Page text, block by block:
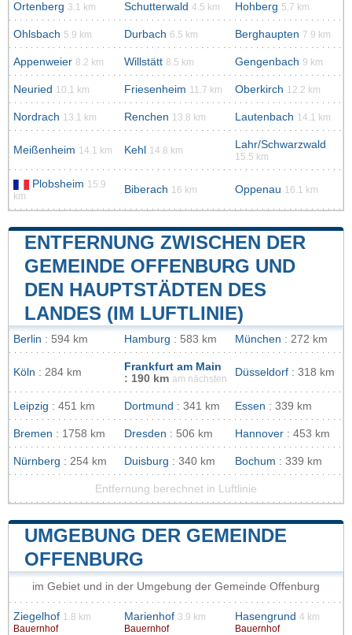
Ortenberg 3.1 km Schutterwald 4.5 km Hohberg 5.7 km
Ohlsbach 5.9 km Durbach 6.5 km Berghaupten 7.9 km
Appenweier 8.2 km Willstätt 8.5 km Gengenbach 9 km
Neuried 10.1 km Friesenheim 11.7 km Oberkirch 12.2 km
Nordrach 13.1 km Renchen 13.8 km Lautenbach 14.1 km
Meißenheim 14.1 km Kehl 14.8 km Lahr/Schwarzwald
15.5 km
Plobsheim 15.9
km
Biberach 16 km Oppenau 16.1 km
ENTFERNUNG ZWISCHEN DER
GEMEINDE OFFENBURG UND
DEN HAUPTSTÄDTEN DES
LANDES (IM LUFTLINIE)
Berlin : 594 km Hamburg : 583 km München : 272 km
Köln : 284 km
Frankfurt am Main
: 190 km am nächsten
Düsseldorf : 318 km
Leipzig : 451 km Dortmund : 341 km Essen : 339 km
Bremen : 1758 km Dresden : 506 km Hannover : 453 km
Nürnberg : 254 km Duisburg : 340 km Bochum : 339 km
Entfernung berechnet in Luftlinie
UMGEBUNG DER GEMEINDE
OFFENBURG
im Gebiet und in der Umgebung der Gemeinde Offenburg
Ziegelhof 1.8 km
Bauernhof
Marienhof 3.9 km
Bauernhof
Hasengrund 4 km
Bauernhof